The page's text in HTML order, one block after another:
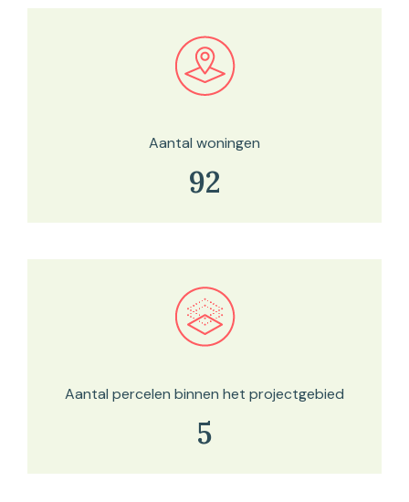
Bekijk in onze kaartviewer
Aantal woningen
92
Bekijk in onze kaartviewer
Aantal percelen binnen het projectgebied
5